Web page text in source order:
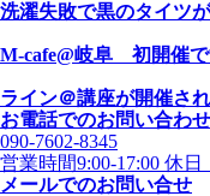
洗濯失敗で黒のタイツ
M-cafe@岐阜 初開催
ライン＠講座が開催さ
お電話でのお問い合わせ
090-7602-8345
営業時間9:00-17:00 休日
メールでのお問い合せ